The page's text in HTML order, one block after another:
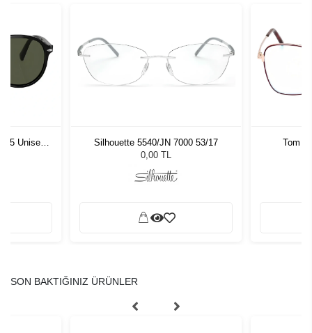
55 Unisex
Silhouette 5540/JN 7000 53/17
0,00 TL
Tom
SON BAKTIĞINIZ ÜRÜNLER